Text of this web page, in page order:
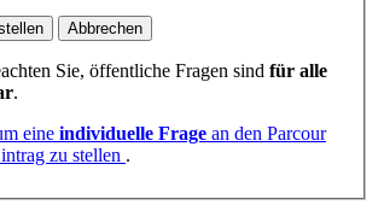
Abbrechen
Sie, öffentliche Fragen sind für alle
.
eine individuelle Frage an den Parcour
zu stellen .